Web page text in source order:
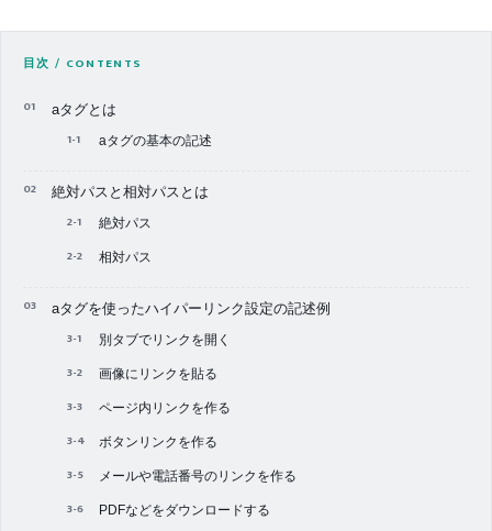
目次 / CONTENTS
aタグとは
aタグの基本の記述
絶対パスと相対パスとは
絶対パス
相対パス
aタグを使ったハイパーリンク設定の記述例
別タブでリンクを開く
画像にリンクを貼る
ページ内リンクを作る
ボタンリンクを作る
メールや電話番号のリンクを作る
PDFなどをダウンロードする